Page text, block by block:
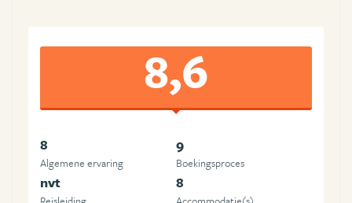
8,6
8
Algemene ervaring
9
Boekingsproces
nvt 8